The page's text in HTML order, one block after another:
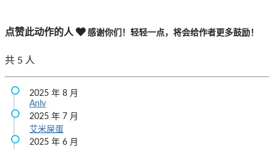
点赞此动作的人 感谢你们！轻轻一点，将会给作者更多鼓励！
共 5 人
2025 年 8 月
Anlv
2025 年 7 月
艾米屎蛋
2025 年 6 月